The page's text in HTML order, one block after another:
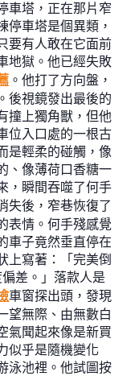
車塔，正在那片窄
停車塔是個異類，
要有人敢在它面前
地獄。他已經失敗
。他打了方向盤，
後視鏡發出最後的
撞上獨角獸，但他
位入口處的一根古
是輕柔的碰觸，像
、像薄荷口香糖一
，瞬間吞噬了何手
失後，窄巷恢復了
表情。何手殘感覺
車子竟然垂直停在
上寫著：「完美倒
差。」落款人是
車窗探出頭，發現
望無際、由無數白
氣聞起來像是新買
似乎是隨機變化
泳池裡。他試圖按